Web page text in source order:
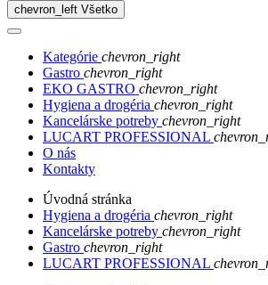
chevron_left Všetko
Kategórie chevron_right
Gastro chevron_right
EKO GASTRO chevron_right
Hygiena a drogéria chevron_right
Kancelárske potreby chevron_right
LUCART PROFESSIONAL
O nás
Kontakty
Úvodná stránka
Hygiena a drogéria chevron_right
Kancelárske potreby chevron_right
Gastro chevron_right
LUCART PROFESSIONAL